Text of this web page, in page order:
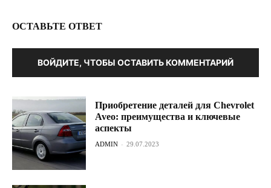
ОСТАВЬТЕ ОТВЕТ
ВОЙДИТЕ, ЧТОБЫ ОСТАВИТЬ КОММЕНТАРИЙ
Приобретение деталей для Chevrolet
Aveo: преимущества и ключевые
аспекты
ADMIN - 29.07.2023